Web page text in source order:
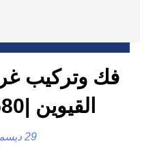
فك وتركيب
القيوين |0557821580
29 ديسمبر، 2024